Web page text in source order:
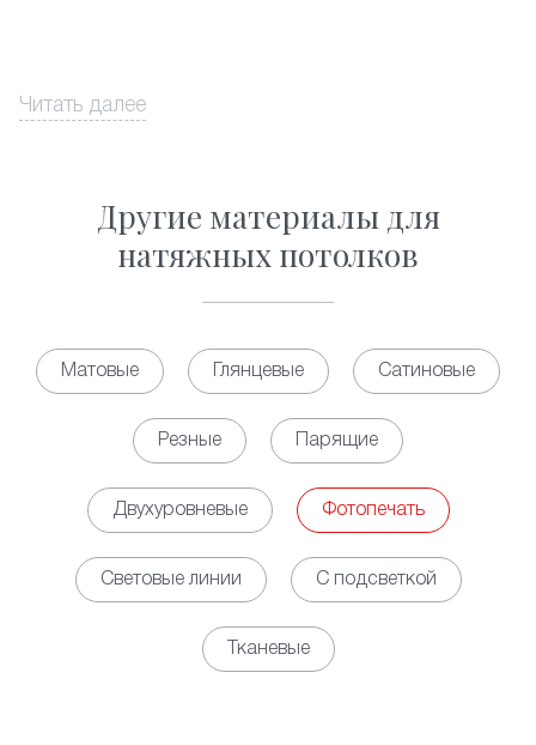
Читать далее
Другие материалы для
натяжных потолков
Матовые Глянцевые Сатиновые
Резные Парящие
Двухуровневые Фотопечать
Световые линии С подсветкой
Тканевые